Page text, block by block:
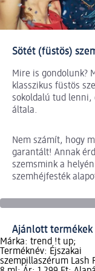
Sötét (füstös)
Mire is gondolunk?
klasszikus füstös
sokoldalú tud lenni,
általa.
Nem számít, hogy
garantált! Annak
szemsmink a
szemhéjfesték
Ajánlott termékek
Márka: trend !t up;
Terméknév: Éjszakai
szempillaszérum Lash